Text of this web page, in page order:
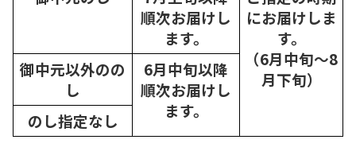
順次お届けし
ます。
にお届けしま
す。
（6月中旬～8
月下旬）
御中元以外のの
し
6月中旬以降
順次お届けし
ます。
のし指定なし